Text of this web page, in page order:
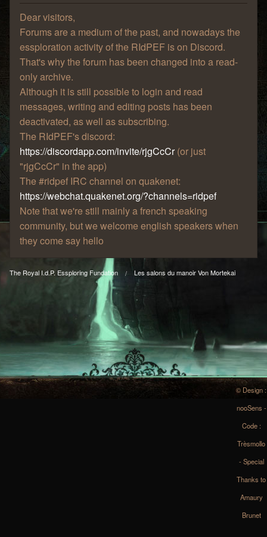
Dear visitors,
Forums are a medium of the past, and nowadays the
essploration activity of the RIdPEF is on Discord.
That's why the forum has been changed into a read-
only archive.
Although it is still possible to login and read
messages, writing and editing posts has been
deactivated, as well as subscribing.
The RIdPEF's discord:
https://discordapp.com/invite/rjgCcCr(or just
"rjgCcCr" in the app)
The #ridpef IRC channel on quakenet:
https://webchat.quakenet.org/?channels=ridpef
Note that we're still mainly a french speaking
community, but we welcome english speakers when
they come say hello
The Royal I.d.P. Essploring Fundation Les salons du manoir Von Mortekai
© Design :
nooSens -
Code :
Trèsmollo
- Special
Thanks to
Amaury
Brunet